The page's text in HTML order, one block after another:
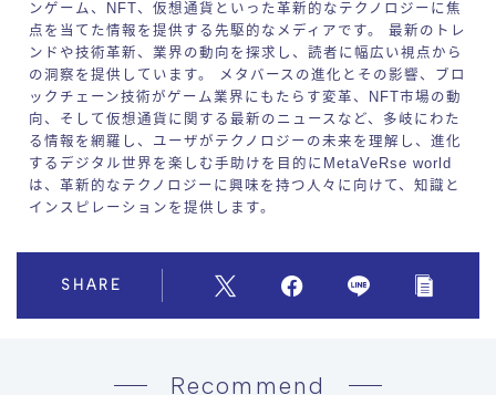
ンゲーム、NFT、仮想通貨といった革新的なテクノロジーに焦
点を当てた情報を提供する先駆的なメディアです。 最新のトレ
ンドや技術革新、業界の動向を探求し、読者に幅広い視点から
の洞察を提供しています。 メタバースの進化とその影響、ブロ
ックチェーン技術がゲーム業界にもたらす変革、NFT市場の動
向、そして仮想通貨に関する最新のニュースなど、多岐にわた
る情報を網羅し、ユーザがテクノロジーの未来を理解し、進化
するデジタル世界を楽しむ手助けを目的にMetaVeRse world
は、革新的なテクノロジーに興味を持つ人々に向けて、知識と
インスピレーションを提供します。
SHARE
Recommend